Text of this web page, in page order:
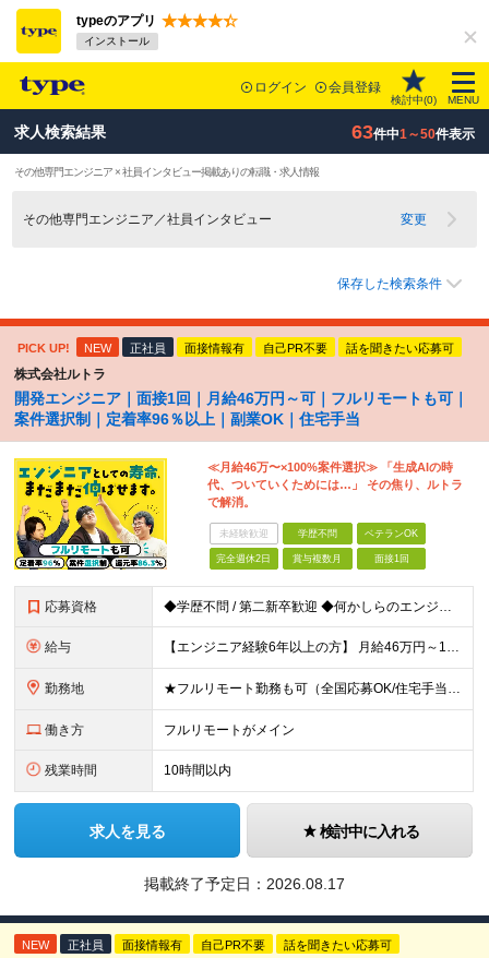
typeのアプリ
インストール
ログイン 会員登録
検討中(0) MENU
求人検索結果 63件中1～50件表示
その他専門エンジニア × 社員インタビュー掲載ありの転職・求人情報
その他専門エンジニア／社員インタビュー 変更
保存した検索条件
PICK UP! NEW 正社員 面接情報有 自己PR不要 話を聞きたい応募可
株式会社ルトラ
開発エンジニア｜面接1回｜月給46万円～可｜フルリモートも可｜
案件選択制｜定着率96％以上｜副業OK｜住宅手当
≪月給46万〜×100%案件選択≫ 「生成AIの時
代、ついていくためには…」 その焦り、ルトラ
で解消。
未経験歓迎 学歴不問 ベテランOK
完全週休2日 賞与複数月 面接1回
応募資格 ◆学歴不問 / 第二新卒歓迎 ◆何かしらのエンジニア経験をお持ちの方 （言語・期間・フェーズ不問） 経験浅めの方も遠慮なくご応募ください！ ■入社前Q＆A ────── ◎実力に見合った報酬が手に
給与 【エンジニア経験6年以上の方】 月給46万円～100万円（固定残業代含む） ※上記月給には月30時間分の固定残業代（月8万7,400円～月19万円）を含む。超過分は全額支給。 【エンジニア経験4年以
勤務地 ★フルリモート勤務も可（全国応募OK/住宅手当を支給します） ※案件によって常駐が必要になる場合があります。 ※希望がない限り、転勤はありません ※U・Iターン歓迎 ★ルトラの社員は全国各地で活躍中
働き方 フルリモートがメイン
残業時間 10時間以内
求人を見る 検討中に入れる
掲載終了予定日： 2026.08.17
NEW 正社員 面接情報有 自己PR不要 話を聞きたい応募可